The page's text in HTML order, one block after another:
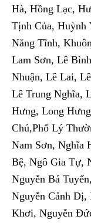
Hà, Hồng Lạc,
Tịnh Của, Huỳnh
Năng Tĩnh,
Lam Sơn, Lê
Nhuận, Lê Lai,
Lê Trung Nghĩa,
Hưng, Long
Chú,Phố Lý
Nam Sơn, Nghĩa
Bệ, Ngô Gia Tự,
Nguyễn Bá
Nguyễn Cảnh Dị,
Khơi, Nguyễn